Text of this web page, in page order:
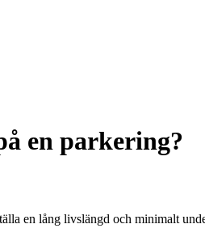
en parkering?
en lång livslängd och minimalt